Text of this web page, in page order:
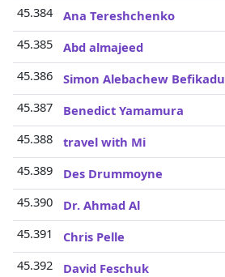
45.384
Ana Tereshchenko
45.385
Abd almajeed
45.386
Simon Alebachew Befikadu
45.387
Benedict Yamamura
45.388
travel with Mi
45.389
Des Drummoyne
45.390
Dr. Ahmad Al
45.391
Chris Pelle
45.392
David Feschuk